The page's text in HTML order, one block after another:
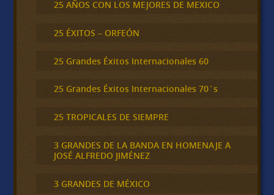
25 AÑOS CON LOS MEJORES DE MEXICO
25 ÉXITOS – ORFEÓN
25 Grandes Éxitos Internacionales 60
25 Grandes Éxitos Internacionales 70´s
25 TROPICALES DE SIEMPRE
3 GRANDES DE LA BANDA EN HOMENAJE A
JOSÉ ALFREDO JIMÉNEZ
3 GRANDES DE MÉXICO